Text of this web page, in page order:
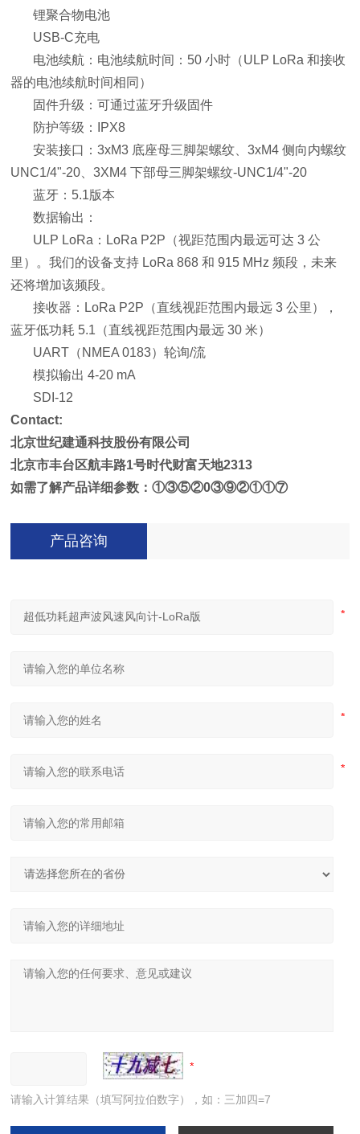
锂聚合物电池
USB-C充电
电池续航：电池续航时间：50 小时（ULP LoRa 和接收
器的电池续航时间相同）
固件升级：可通过蓝牙升级固件
防护等级：IPX8
安装接口：3xM3 底座母三脚架螺纹、3xM4 侧向内螺纹
UNC1/4"-20、3XM4 下部母三脚架螺纹-UNC1/4"-20
蓝牙：5.1版本
数据输出：
ULP LoRa：LoRa P2P（视距范围内最远可达 3 公
里）。我们的设备支持 LoRa 868 和 915 MHz 频段，未来
还将增加该频段。
接收器：LoRa P2P（直线视距范围内最远 3 公里），
蓝牙低功耗 5.1（直线视距范围内最远 30 米）
UART（NMEA 0183）轮询/流
模拟输出 4-20 mA
SDI-12
Contact:
北京世纪建通科技股份有限公司
北京市丰台区航丰路1号时代财富天地2313
如需了解产品详细参数 ：①③⑤②0③⑨②①①⑦
产品咨询
请输入计算结果（填写阿拉伯数字），如：三加四=7